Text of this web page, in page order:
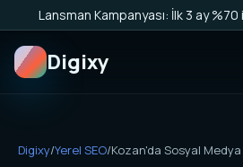
Digixy
Digixy/Yerel SEO/Kozan'da Sosyal Medya